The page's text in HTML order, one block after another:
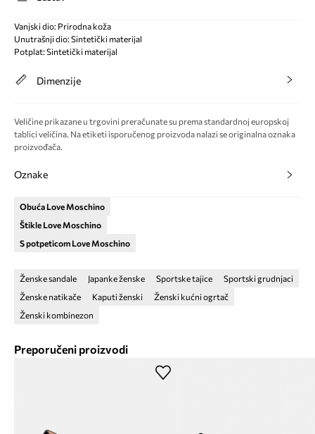
Vanjski dio: Prirodna koža
Unutrašnji dio: Sintetički materijal
Potplat: Sintetički materijal
Dimenzije
Veličine prikazane u trgovini preračunate su prema standardnoj europskoj
tablici veličina. Na etiketi isporučenog proizvoda nalazi se originalna oznaka
proizvođača.
Oznake
Obuća Love Moschino
Štikle Love Moschino
S potpeticom Love Moschino
Ženske sandale Japanke ženske Sportske tajice
Sportski grudnjaci
Ženske natikače
Kaputi ženski
Ženski kućni ogrtač
Ženski kombinezon
Preporučeni proizvodi